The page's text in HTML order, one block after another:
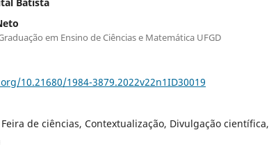
em Ensino de Ciências e Matemática UFGD
10.21680/1984-3879.2022v22n1ID30019
Feira de ciências, Contextualização, Divulgação científica,